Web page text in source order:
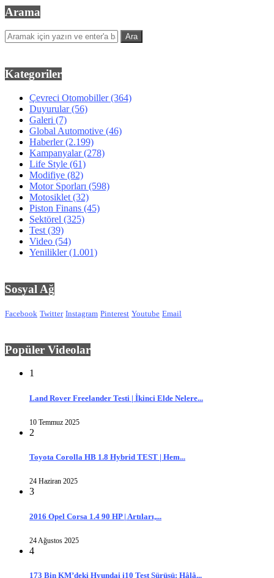
Arama
Kategoriler
Çevreci Otomobiller(364)
Duyurular(56)
Galeri (7)
Global Automotive (46)
Haberler(2.199)
Kampanyalar(278)
Life Style (61)
Modifiye (82)
Motor Sporları (598)
Motosiklet (32)
Piston Finans (45)
Sektörel (325)
Test (39)
Video (54)
Yenilikler(1.001)
Sosyal Ağ
Facebook Twitter Instagram Pinterest Youtube Email
Popüler Videolar
1
Land Rover Freelander Testi | İkinci Elde Nelere...
10 Temmuz 2025
2
Toyota Corolla HB 1.8 Hybrid TEST | Hem...
24 Haziran 2025
3
2016 Opel Corsa 1.4 90 HP | Artıları,...
24 Ağustos 2025
4
173 Bin KM’deki Hyundai i10 Test Sürüşü: Hâlâ...